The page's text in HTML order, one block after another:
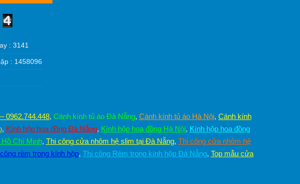
: 3141
: 1458096
0962.744.448, Cánh kính tủ áo Đà Nẵng, Cánh kính tủ áo Hà Nội, Cánh kính
, Kính hộp hoa đồng Đà Nẵng, Kính hộp hoa đồng Hà Nội, Kính hộp hoa đồng
Chí Minh, Thi công cửa nhôm hệ slim tại Đà Nẵng, Thi công cửa nhôm hệ
rèm trong kính hộp, Thi công Rèm trong kính hộp Đà Nẵng, Top mẫu cửa